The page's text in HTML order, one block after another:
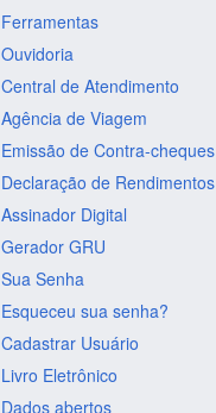
Ferramentas
Ouvidoria
Central de Atendimento
Agência de Viagem
Emissão de Contra-cheques
Declaração de Rendimentos
Assinador Digital
Gerador GRU
Sua Senha
Esqueceu sua senha?
Cadastrar Usuário
Livro Eletrônico
Dados abertos